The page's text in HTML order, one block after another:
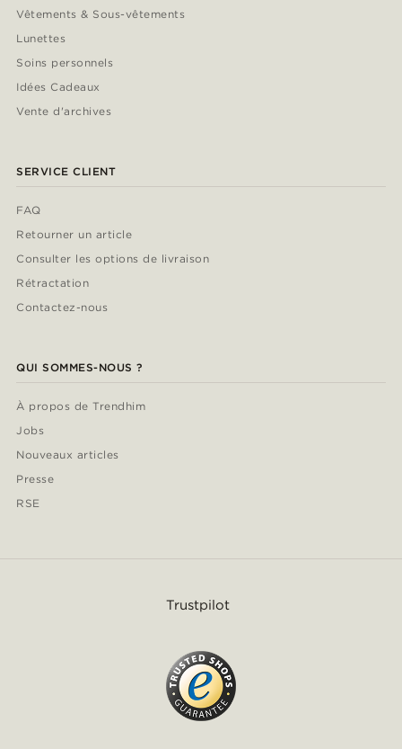
Vêtements & Sous-vêtements
Lunettes
Soins personnels
Idées Cadeaux
Vente d'archives
SERVICE CLIENT
FAQ
Retourner un article
Consulter les options de livraison
Rétractation
Contactez-nous
QUI SOMMES-NOUS ?
À propos de Trendhim
Jobs
Nouveaux articles
Presse
RSE
Trustpilot